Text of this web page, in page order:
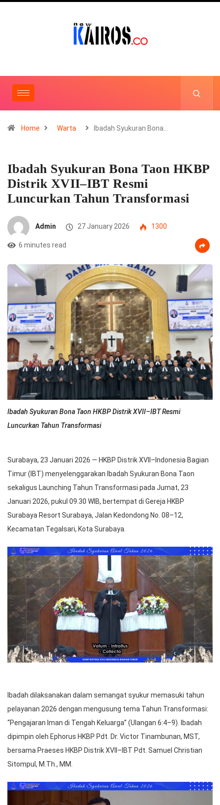
Home Warta Ibadah Syukuran Bona…
Ibadah Syukuran Bona Taon HKBP
Distrik XVII–IBT Resmi
Luncurkan Tahun Transformasi
Admin 27 January 2026 1300
6 minutes read
Ibadah Syukuran Bona Taon HKBP Distrik XVII–IBT Resmi
Luncurkan Tahun Transformasi
Surabaya, 23 Januari 2026 — HKBP Distrik XVII–Indonesia Bagian
Timur (IBT) menyelenggarakan Ibadah Syukuran Bona Taon
sekaligus Launching Tahun Transformasi pada Jumat, 23
Januari 2026, pukul 09.30 WIB, bertempat di Gereja HKBP
Surabaya Resort Surabaya, Jalan Kedondong No. 08–12,
Kecamatan Tegalsari, Kota Surabaya.
Ibadah dilaksanakan dalam semangat syukur memasuki tahun
pelayanan 2026 dengan mengusung tema Tahun Transformasi:
“Pengajaran Iman di Tengah Keluarga” (Ulangan 6:4–9). Ibadah
dipimpin oleh Ephorus HKBP Pdt. Dr. Victor Tinambunan, MST,
bersama Praeses HKBP Distrik XVII–IBT Pdt. Samuel Christian
Sitompul, M.Th., MM.